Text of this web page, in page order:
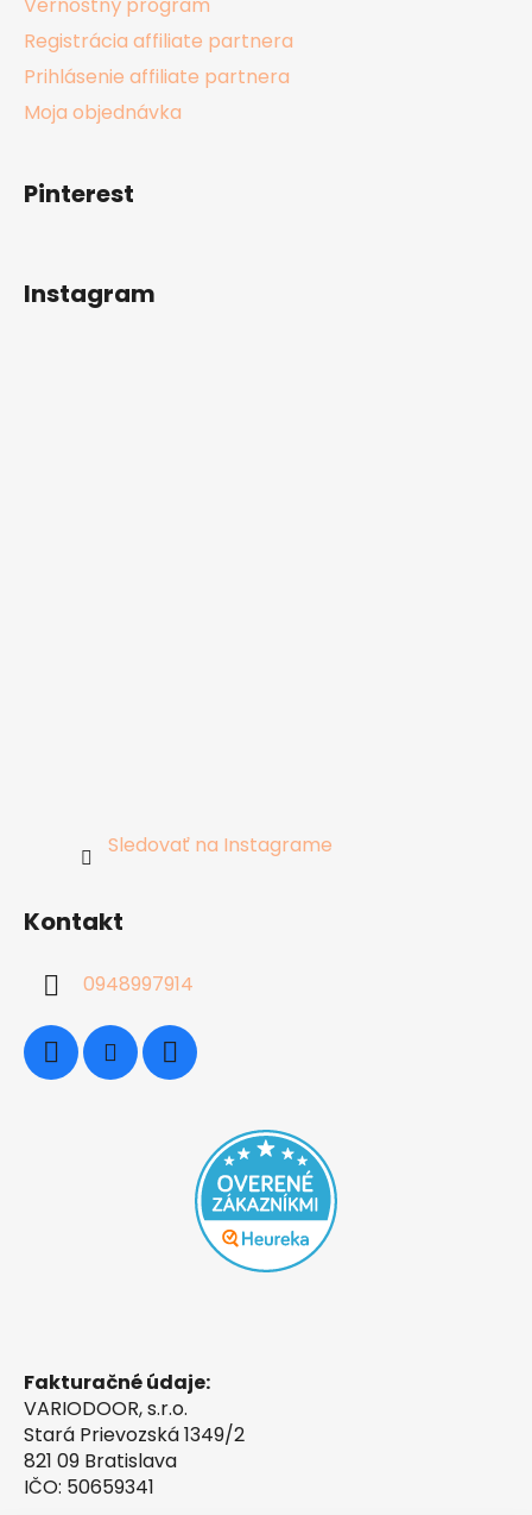
Vernostný program
Registrácia affiliate partnera
Prihlásenie affiliate partnera
Moja objednávka
Pinterest
Instagram
Sledovať na Instagrame
Kontakt
0948997914
Fakturačné údaje:
VARIODOOR, s.r.o.
Stará Prievozská 1349/2
821 09 Bratislava
IČO: 50659341